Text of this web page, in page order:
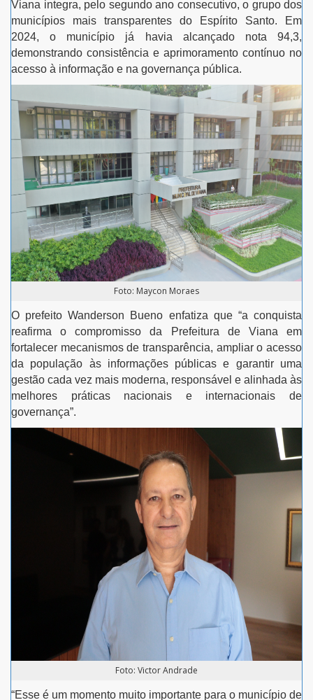
Viana integra, pelo segundo ano consecutivo, o grupo dos
municípios mais transparentes do Espírito Santo. Em
2024, o município já havia alcançado nota 94,3,
demonstrando consistência e aprimoramento contínuo no
acesso à informação e na governança pública.
Foto: Maycon Moraes
O prefeito Wanderson Bueno enfatiza que “a conquista
reafirma o compromisso da Prefeitura de Viana em
fortalecer mecanismos de transparência, ampliar o acesso
da população às informações públicas e garantir uma
gestão cada vez mais moderna, responsável e alinhada às
melhores práticas nacionais e internacionais de
governança”.
Foto: Victor Andrade
“Esse é um momento muito importante para o município de